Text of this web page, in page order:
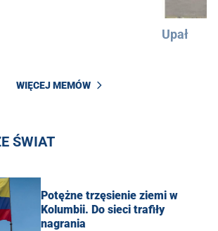
Upał
WIĘCEJ MEMÓW
ŚWIAT
Potężne trzęsienie ziemi w
Kolumbii. Do sieci trafiły
nagrania